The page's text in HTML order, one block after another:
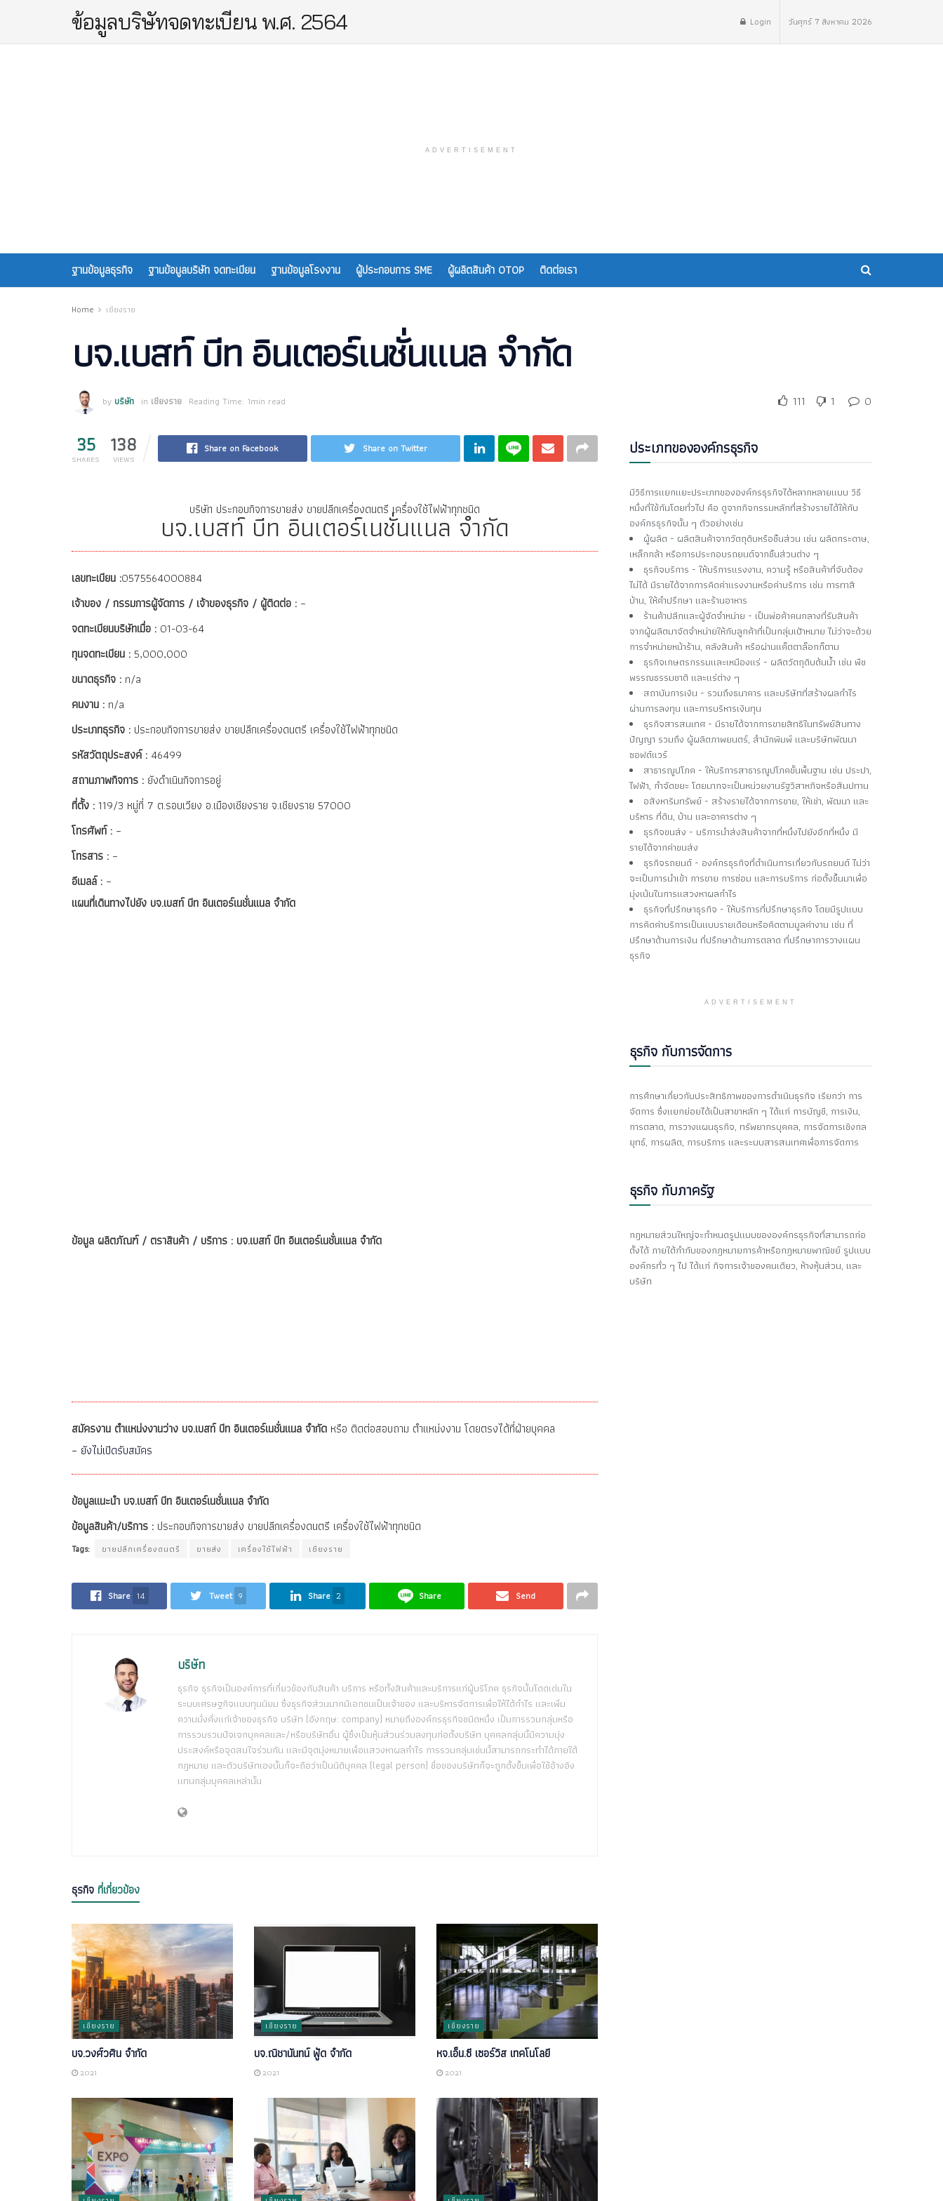
ข้อมูลบริษัทจดทะเบียน พ.ศ. 2564 Login วันศุกร์ 7 สิงหาคม 2026
ADVERTISEMENT
ฐานข้อมูลธุรกิจ ฐานข้อมูลบริษัท จดทะเบียน ฐานข้อมูลโรงงาน ผู้ประกอบการ SME ผู้ผลิตสินค้า OTOP ติดต่อเรา
Home เชียงราย
บจ.เบสท์ บีท อินเตอร์เนชั่นแนล จำกัด
by บริษัท in เชียงราย Reading Time: 1min read 111 1 0
35
SHARES 138
VIEWS
Share on Facebook Share on Twitter
บริษัท ประกอบกิจการขายส่ง ขายปลีกเครื่องดนตรี เครื่องใช้ไฟฟ้าทุกชนิด
บจ.เบสท์ บีท อินเตอร์เนชั่นแนล จำกัด
เลขทะเบียน :0575564000884
เจ้าของ / กรรมการผู้จัดการ / เจ้าของธุรกิจ / ผู้ติดต่อ : –
จดทะเบียนบริษัทเมื่อ : 01-03-64
ทุนจดทะเบียน : 5,000,000
ขนาดธุรกิจ : n/a
คนงาน : n/a
ประเภทธุรกิจ : ประกอบกิจการขายส่ง ขายปลีกเครื่องดนตรี เครื่องใช้ไฟฟ้าทุกชนิด
รหัสวัตถุประสงค์ : 46499
สถานภาพกิจการ : ยังดำเนินกิจการอยู่
ที่ตั้ง : 119/3 หมู่ที่ 7 ต.รอบเวียง อ.เมืองเชียงราย จ.เชียงราย 57000
โทรศัพท์ : –
โทรสาร : –
อีเมลล์ : –
แผนที่เดินทางไปยัง บจ.เบสท์ บีท อินเตอร์เนชั่นแนล จำกัด
ข้อมูล ผลิตภัณฑ์ / ตราสินค้า / บริการ : บจ.เบสท์ บีท อินเตอร์เนชั่นแนล จำกัด
สมัครงาน ตำแหน่งงานว่าง บจ.เบสท์ บีท อินเตอร์เนชั่นแนล จำกัด หรือ ติดต่อสอบถาม ตำแหน่งงาน โดยตรงได้ที่ฝ่ายบุคคล
– ยังไม่เปิดรับสมัคร
ข้อมูลแนะนำ บจ.เบสท์ บีท อินเตอร์เนชั่นแนล จำกัด
ข้อมูลสินค้า/บริการ : ประกอบกิจการขายส่ง ขายปลีกเครื่องดนตรี เครื่องใช้ไฟฟ้าทุกชนิด
Tags: ขายปลีกเครื่องดนตรี ขายส่ง เครื่องใช้ไฟฟ้า เชียงราย
Share 14 Tweet 9 Share 2 Share Send
บริษัท
ธุรกิจ ธุรกิจเป็นองค์การที่เกี่ยวข้องกับสินค้า บริการ หรือทั้งสินค้าและบริการแก่ผู้บริโภค ธุรกิจนั้นโดดเด่นใน
ระบบเศรษฐกิจแบบทุนนิยม ซึ่งธุรกิจส่วนมากมีเอกชนเป็นเจ้าของ และบริหารจัดการเพื่อให้ได้กำไร และเพิ่ม
ความมั่งคั่งแก่เจ้าของธุรกิจ บริษัท (อังกฤษ: company) หมายถึงองค์กรธุรกิจชนิดหนึ่ง เป็นการรวมกลุ่มหรือ
การรวบรวมปัจเจกบุคคลและ/หรือบริษัทอื่น ผู้ซึ่งเป็นหุ้นส่วนร่วมลงทุนก่อตั้งบริษัท บุคคลกลุ่มนี้มีความมุ่ง
ประสงค์หรือจุดสนใจร่วมกัน และมีจุดมุ่งหมายเพื่อแสวงหาผลกำไร การรวมกลุ่มเช่นนี้สามารถกระทำได้ภายใต้
กฎหมาย และตัวบริษัทเองนั้นก็จะถือว่าเป็นนิติบุคคล (legal person) ชื่อของบริษัทก็จะถูกตั้งขึ้นเพื่อใช้อ้างอิง
แทนกลุ่มบุคคลเหล่านั้น
ธุรกิจ ที่เกี่ยวข้อง
เชียงราย
บจ.วงศ์วศิน จำกัด
2021
เชียงราย
บจ.ณิชานันทน์ ฟู้ด จำกัด
2021
เชียงราย
หจ.เอ็น.ซี เซอร์วิส เทคโนโลยี
2021
ประเภทขององค์กรธุรกิจ
มีวิธีการแยกแยะประเภทขององค์กรธุรกิจได้หลากหลายแบบ วิธี
หนึ่งที่ใช้กันโดยทั่วไป คือ ดูจากกิจกรรมหลักที่สร้างรายได้ให้กับ
องค์กรธุรกิจนั้น ๆ ตัวอย่างเช่น
ผู้ผลิต - ผลิตสินค้าจากวัตถุดิบหรือชิ้นส่วน เช่น ผลิตกระดาษ,
เหล็กกล้า หรือการประกอบรถยนต์จากชิ้นส่วนต่าง ๆ
ธุรกิจบริการ - ให้บริการแรงงาน, ความรู้ หรือสินค้าที่จับต้อง
ไม่ได้ มีรายได้จากการคิดค่าแรงงานหรือค่าบริการ เช่น การทาสี
บ้าน, ให้คำปรึกษา และร้านอาหาร
ร้านค้าปลีกและผู้จัดจำหน่าย - เป็นพ่อค้าคนกลางที่รับสินค้า
จากผู้ผลิตมาจัดจำหน่ายให้กับลูกค้าที่เป็นกลุ่มเป้าหมาย ไม่ว่าจะด้วย
การจำหน่ายหน้าร้าน, คลังสินค้า หรือผ่านแค็ตตาล็อกก็ตาม
ธุรกิจเกษตรกรรมและเหมืองแร่ - ผลิตวัตถุดิบต้นน้ำ เช่น พืช
พรรณธรรมชาติ และแร่ต่าง ๆ
สถาบันการเงิน - รวมถึงธนาคาร และบริษัทที่สร้างผลกำไร
ผ่านการลงทุน และการบริหารเงินทุน
ธุรกิจสารสนเทศ - มีรายได้จากการขายสิทธิในทรัพย์สินทาง
ปัญญา รวมถึง ผู้ผลิตภาพยนตร์, สำนักพิมพ์ และบริษัทพัฒนา
ซอฟต์แวร์
สาธารณูปโภค - ให้บริการสาธารณูปโภคขั้นพื้นฐาน เช่น ประปา,
ไฟฟ้า, กำจัดขยะ โดยมากจะเป็นหน่วยงานรัฐวิสาหกิจหรือสัมปทาน
อสังหาริมทรัพย์ - สร้างรายได้จากการขาย, ให้เช่า, พัฒนา และ
บริหาร ที่ดิน, บ้าน และอาคารต่าง ๆ
ธุรกิจขนส่ง - บริการนำส่งสินค้าจากที่หนึ่งไปยังอีกที่หนึ่ง มี
รายได้จากค่าขนส่ง
ธุรกิจรถยนต์ - องค์กรธุรกิจที่ดำเนินการเกี่ยวกับรถยนต์ ไม่ว่า
จะเป็นการนำเข้า การขาย การซ่อม และการบริการ ก่อตั้งขึ้นมาเพื่อ
มุ่งเน้นในการแสวงหาผลกำไร
ธุรกิจที่ปรึกษาธุรกิจ - ให้บริการที่ปรึกษาธุรกิจ โดยมีรูปแบบ
การคิดค่าบริการเป็นแบบรายเดือนหรือคิดตามมูลค่างาน เช่น ที่
ปรึกษาด้านการเงิน ที่ปรึกษาด้านการตลาด ที่ปรึกษาการวางแผน
ธุรกิจ
ADVERTISEMENT
ธุรกิจ กับการจัดการ
การศึกษาเกี่ยวกับประสิทธิภาพของการดำเนินธุรกิจ เรียกว่า การ
จัดการ ซึ่งแยกย่อยได้เป็นสาขาหลัก ๆ ได้แก่ การบัญชี, การเงิน,
การตลาด, การวางแผนธุรกิจ, ทรัพยากรบุคคล, การจัดการเชิงกล
ยุทธ์, การผลิต, การบริการ และระบบสารสนเทศเพื่อการจัดการ
ธุรกิจ กับภาครัฐ
กฎหมายส่วนใหญ่จะกำหนดรูปแบบขององค์กรธุรกิจที่สามารถก่อ
ตั้งได้ ภายใต้กำกับของกฎหมายการค้าหรือกฎหมายพาณิชย์ รูปแบบ
องค์กรทั่ว ๆ ไป ได้แก่ กิจการเจ้าของคนเดียว, ห้างหุ้นส่วน, และ
บริษัท